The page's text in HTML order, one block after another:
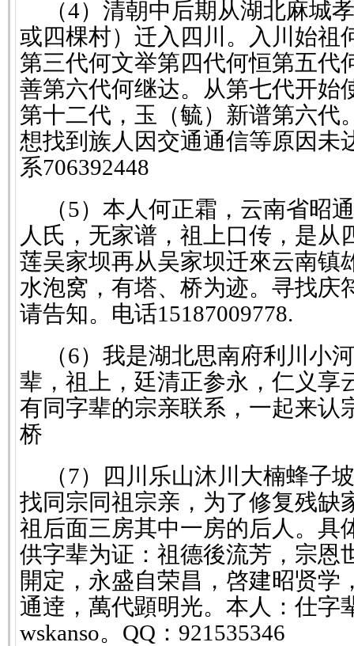
（4）清朝中后期从湖北麻城
或四棵村）迁入四川。入川始祖
第三代何文举第四代何恒第五代
善第六代何继达。从第七代开始
第十二代，玉（毓）新谱第六代
想找到族人因交通通信等原因未
系706392448
（5）本人何正霜，云南省昭
人氏，无家谱，祖上口传，是从
莲吴家坝再从吴家坝迁來云南镇
水泡窝，有塔、桥为迹。寻找庆
请告知。电话15187009778.
（6）我是湖北思南府利川小
辈，祖上，廷清正参永，仁义享
有同字辈的宗亲联系，一起来认
桥
（7）四川乐山沐川大楠蜂子
找同宗同祖宗亲，为了修复残缺
祖后面三房其中一房的后人。具
供字辈为证：祖德後流芳，宗恩
開定，永盛自荣昌，啓建昭贤学
通逹，萬代顕明光。本人：仕字
wskanso。QQ：921535346